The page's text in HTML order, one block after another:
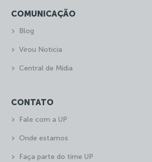
COMUNICAÇÃO
Blog
Virou Notícia
Central de Mídia
CONTATO
Fale com a UP
Onde estamos
Faça parte do time UP